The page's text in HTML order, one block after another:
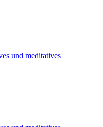
und meditatives